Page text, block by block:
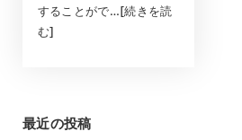
することがで…[続きを読
む]
最近の投稿